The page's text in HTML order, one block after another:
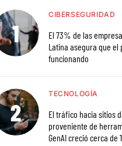
CIBERSEGURIDAD
El 73% de las
Latina asegura que el
funcionando
TECNOLOGÍA
El tráfico hacia sitios
proveniente de
GenAI creció cerca de